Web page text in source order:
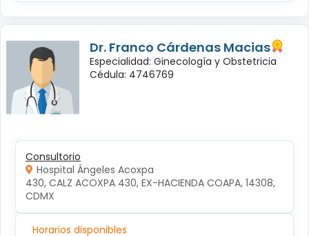
Dr. Franco Cárdenas Macias
Especialidad: Ginecología y Obstetricia
Cédula: 4746769
Consultorio
Hospital Ángeles Acoxpa
430, CALZ ACOXPA 430, EX-HACIENDA COAPA, 14308,
CDMX
Horarios disponibles